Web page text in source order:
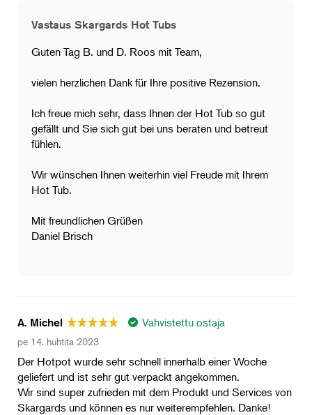
Vastaus Skargards Hot Tubs
Guten Tag B. und D. Roos mit Team,
vielen herzlichen Dank für Ihre positive Rezension.
​Ich freue mich sehr, dass Ihnen der Hot Tub so gut
gefällt und Sie sich gut bei uns beraten und betreut
fühlen.
Wir wünschen Ihnen weiterhin viel Freude mit Ihrem
Hot Tub.
Mit freundlichen Grüßen
Daniel Brisch
A. Michel Vahvistettu ostaja
pe 14. huhtita 2023
Der Hotpot wurde sehr schnell innerhalb einer Woche
geliefert und ist sehr gut verpackt angekommen.
Wir sind super zufrieden mit dem Produkt und Services von
Skargards und können es nur weiterempfehlen. Danke!